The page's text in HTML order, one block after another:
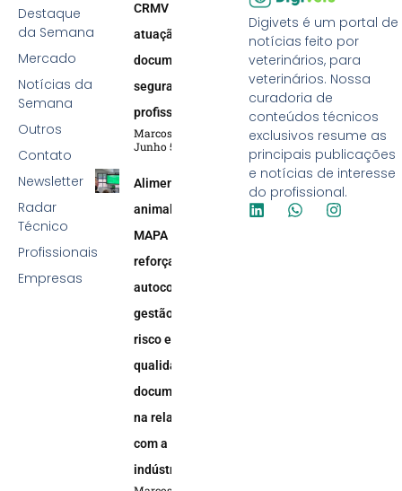
Digivets é um portal de
notícias feito por
veterinários, para
veterinários. Nossa
curadoria de
conteúdos técnicos
exclusivos resume as
principais publicações
e notícias de interesse
do profissional.
Destaque
da Semana
Mercado
Notícias da
Semana
Outros
Contato
Newsletter
Radar
Técnico
Profissionais
Empresas
CRMV reforça
atuação efetiva,
documentação e
segurança
profissional
Marcos Soares
Junho 5, 2026
Alimentação
animal:
MAPA
reforça
autocontrole,
gestão de
risco e
qualidade
documental
na relação
com a
indústria